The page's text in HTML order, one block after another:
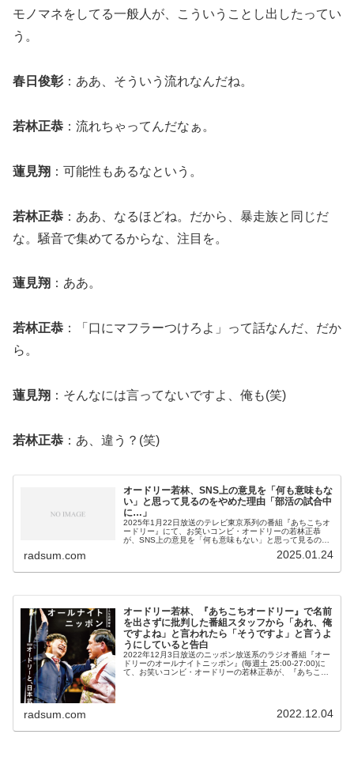
モノマネをしてる一般人が、こういうことし出したってい
う。
春日俊彰 ：ああ、そういう流れなんだね。
若林正恭 ：流れちゃってんだなぁ。
蓮見翔 ：可能性もあるなという。
若林正恭 ：ああ、なるほどね。だから、暴走族と同じだ
な。騒音で集めてるからな、注目を。
蓮見翔 ：ああ。
若林正恭 ：「口にマフラーつけろよ」って話なんだ、だか
ら。
蓮見翔 ：そんなには言ってないですよ、俺も(笑)
若林正恭 ：あ、違う？(笑)
オードリー若林、SNS上の意見を「何も意味もな
い」と思って見るのをやめた理由「部活の試合中
に…」
2025年1月22日放送のテレビ東京系列の番組『あちこちオ
ードリー』にて、お笑いコンビ・オードリーの若林正恭
が、SNS上の意見を「何も意味もない」と思って見るのを
radsum.com 2025.01.24
オードリー若林、『あちこちオードリー』で名前
を出さずに批判した番組スタッフから「あれ、俺
ですよね」と言われたら「そうですよ」と言うよ
うにしていると告白
2022年12月3日放送のニッポン放送系のラジオ番組『オー
ドリーのオールナイトニッポン』(毎週土 25:00-27:00)に
て、お笑いコンビ・オードリーの若林正恭が、『あちこち
radsum.com 2022.12.04